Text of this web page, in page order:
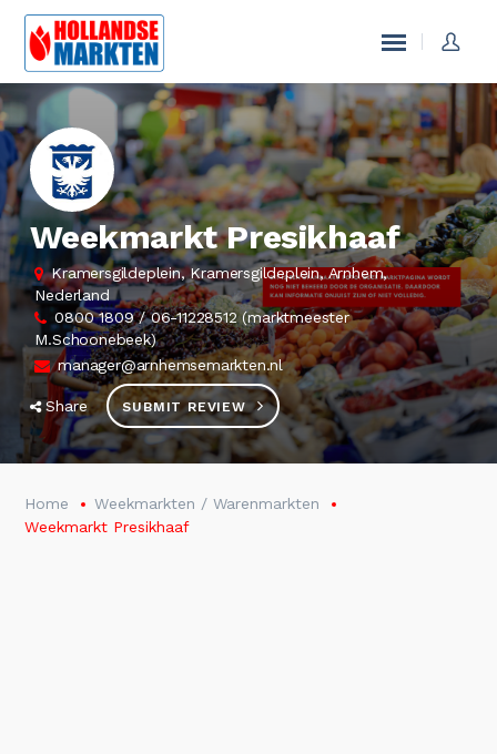
Weekmarkt Presikhaaf
Kramersgildeplein, Kramersgildeplein, Arnhem,
Nederland
0800 1809 / 06-11228512 (marktmeester
M.Schoonebeek)
manager@arnhemsemarkten.nl
Share SUBMIT REVIEW
Home
Weekmarkten / Warenmarkten
Weekmarkt Presikhaaf